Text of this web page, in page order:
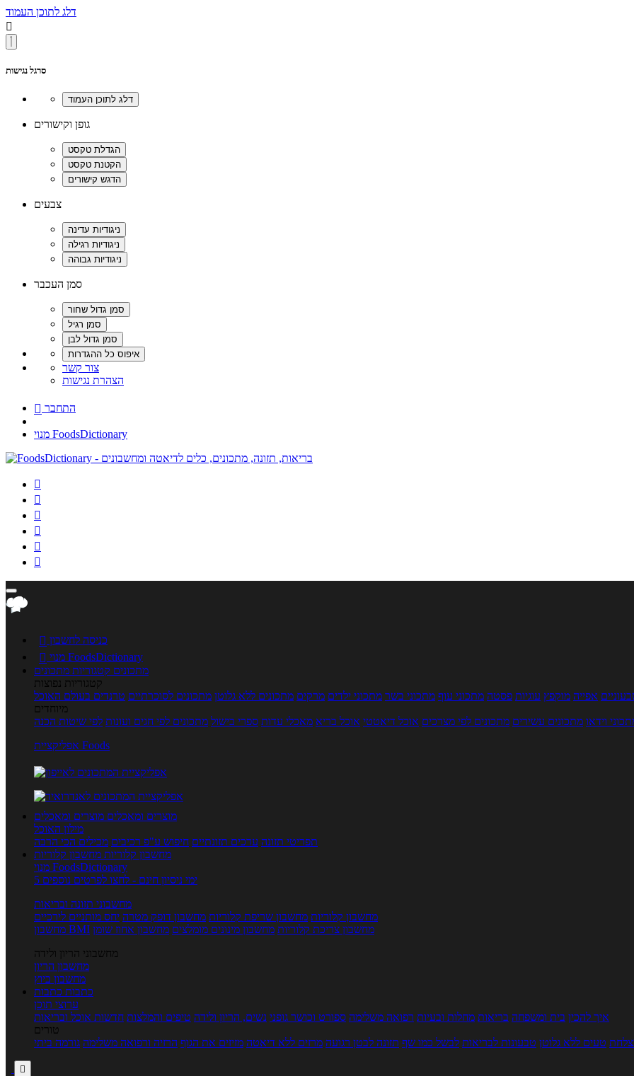
דלג לתוכן העמוד

סרגל נגישות
גופן וקישורים
צבעים
סמן העכבר
צור קשר
הצהרת נגישות
 התחבר
מנוי FoodsDictionary






 כניסה לחשבון

מנוי FoodsDictionary
מתכונים קטגוריות מתכונים
קטגוריות נפוצות
אפייה מוקפץ עוגיות פסטה מתכוני עוף מתכוני בשר מתכוני ילדים מרקים מתכונים ללא גלוטן מתכונים לסוכרתיים טרנדים בעולם האוכל
מיוחדים
וידאו מתכונים עשירים מתכונים לפי מצרכים אוכל דיאטטי אוכל בריא מאכלי עדות ספרי בישול מתכונים לפי חגים ועונות לפי שיטות הכנה
אפליקציית Foods
מוצרים ומאכלים מוצרים ומאכלים
מילון האוכל
תפריטי תזונה ערכים תזונתיים חיפוש ע"פ רכיבים מכילים הכי הרבה
מחשבון קלוריות מחשבון קלוריות
מנוי FoodsDictionary
5 ימי ניסיון חינם - לחצו לפרטים נוספים
מחשבוני תזונה ובריאות
מחשבון קלוריות מחשבון שריפת קלוריות מחשבון דופק מטרה יחס מותניים לירכיים
מחשבון BMI
מחשבון צריכת קלוריות מחשבון מינונים מומלצים מחשבון אחוז שומן
מחשבוני הריון ולידה
מחשבון הריון
מחשבון ביוץ
כתבות כתבות
ערוצי תוכן
איך להכין בית ומשפחה בריאות מחלות ובעיות רפואה משלימה ספורט וכושר גופני נשים, הריון ולידה טיפים והמלצות חדשות אוכל ובריאות
טורים
טעים ללא גלוטן טבעונות לבריאות לבשל כמו שף תזונה לבטן רגועה מרזים ללא דיאטה מזיזים את הגוף הרזיה ורפואה משלימה גורמה ביתי
